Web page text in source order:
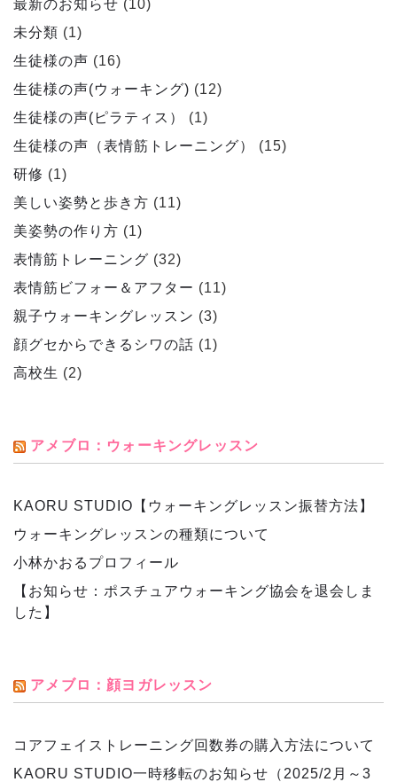
最新のお知らせ (10)
未分類 (1)
生徒様の声 (16)
生徒様の声(ウォーキング) (12)
生徒様の声(ピラティス）
(1)
生徒様の声（表情筋トレーニング）
(15)
研修 (1)
美しい姿勢と歩き方 (11)
美姿勢の作り方 (1)
表情筋トレーニング (32)
表情筋ビフォー＆アフター (11)
親子ウォーキングレッスン (3)
顔グセからできるシワの話 (1)
高校生 (2)
アメブロ：ウォーキングレッスン
KAORU STUDIO【ウォーキングレッスン振替方法】
ウォーキングレッスンの種類について
小林かおるプロフィール
【お知らせ：ポスチュアウォーキング協会を退会しま
した】
アメブロ：顔ヨガレッスン
コアフェイストレーニング回数券の購入方法について
KAORU STUDIO一時移転のお知らせ（2025/2月～3